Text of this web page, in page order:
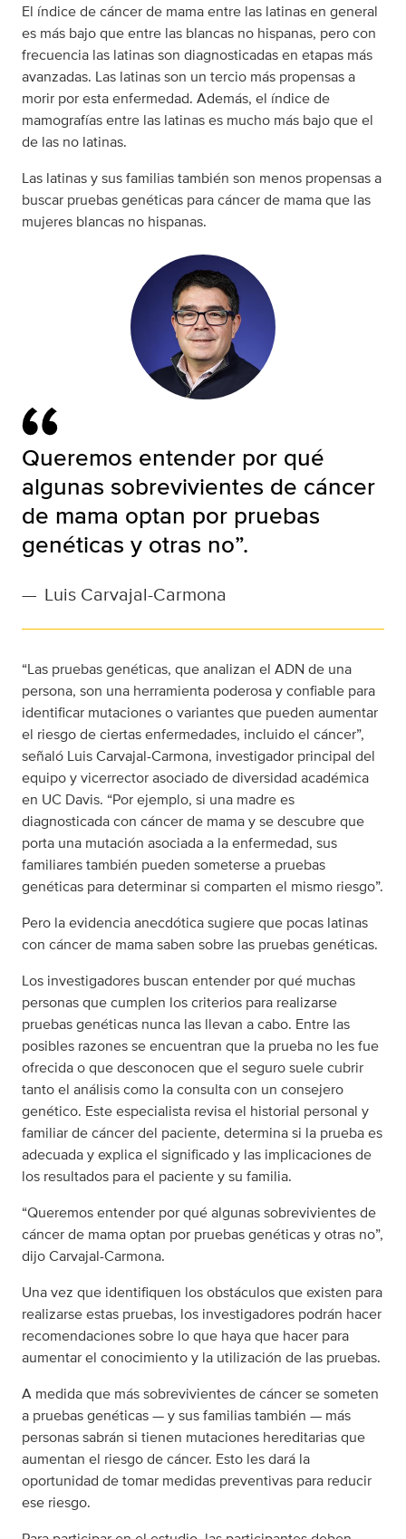
El índice de cáncer de mama entre las latinas en general
es más bajo que entre las blancas no hispanas, pero con
frecuencia las latinas son diagnosticadas en etapas más
avanzadas. Las latinas son un tercio más propensas a
morir por esta enfermedad. Además, el índice de
mamografías entre las latinas es mucho más bajo que el
de las no latinas.
Las latinas y sus familias también son menos propensas a
buscar pruebas genéticas para cáncer de mama que las
mujeres blancas no hispanas.
Queremos entender por qué
algunas sobrevivientes de cáncer
de mama optan por pruebas
genéticas y otras no”.
— Luis Carvajal-Carmona
“Las pruebas genéticas, que analizan el ADN de una
persona, son una herramienta poderosa y confiable para
identificar mutaciones o variantes que pueden aumentar
el riesgo de ciertas enfermedades, incluido el cáncer”,
señaló Luis Carvajal-Carmona, investigador principal del
equipo y vicerrector asociado de diversidad académica
en UC Davis. “Por ejemplo, si una madre es
diagnosticada con cáncer de mama y se descubre que
porta una mutación asociada a la enfermedad, sus
familiares también pueden someterse a pruebas
genéticas para determinar si comparten el mismo riesgo”.
Pero la evidencia anecdótica sugiere que pocas latinas
con cáncer de mama saben sobre las pruebas genéticas.
Los investigadores buscan entender por qué muchas
personas que cumplen los criterios para realizarse
pruebas genéticas nunca las llevan a cabo. Entre las
posibles razones se encuentran que la prueba no les fue
ofrecida o que desconocen que el seguro suele cubrir
tanto el análisis como la consulta con un consejero
genético. Este especialista revisa el historial personal y
familiar de cáncer del paciente, determina si la prueba es
adecuada y explica el significado y las implicaciones de
los resultados para el paciente y su familia.
“Queremos entender por qué algunas sobrevivientes de
cáncer de mama optan por pruebas genéticas y otras no”,
dijo Carvajal-Carmona.
Una vez que identifiquen los obstáculos que existen para
realizarse estas pruebas, los investigadores podrán hacer
recomendaciones sobre lo que haya que hacer para
aumentar el conocimiento y la utilización de las pruebas.
A medida que más sobrevivientes de cáncer se someten
a pruebas genéticas — y sus familias también — más
personas sabrán si tienen mutaciones hereditarias que
aumentan el riesgo de cáncer. Esto les dará la
oportunidad de tomar medidas preventivas para reducir
ese riesgo.